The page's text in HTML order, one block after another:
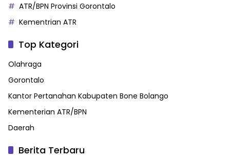
ATR/BPN Provinsi Gorontalo
Kementrian ATR
Top Kategori
Olahraga
Gorontalo
Kantor Pertanahan Kabupaten Bone Bolango
Kementerian ATR/BPN
Daerah
Berita Terbaru